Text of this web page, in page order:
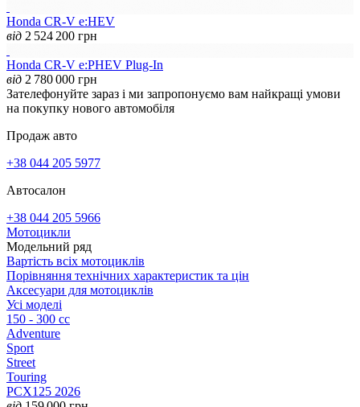
Honda CR-V e:HEV
від 2 524 200 грн
Honda CR-V e:PHEV Plug-In
від 2 780 000 грн
Зателефонуйте зараз і ми запропонуємо вам найкращі умови
на покупку нового автомобіля
Продаж авто
+38 044 205 5977
Автосалон
+38 044 205 5966
Мотоцикли
Модельний ряд
Вартість всіх мотоциклів
Порівняння технічних характеристик та цін
Аксесуари для мотоциклів
Усі моделі
150 - 300 cc
Adventure
Sport
Street
Touring
PCX125 2026